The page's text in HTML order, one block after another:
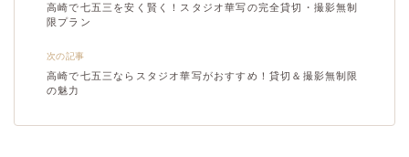
高崎で七五三を安く賢く！スタジオ華写の完全貸切・撮影無制
限プラン
次の記事
高崎で七五三ならスタジオ華写がおすすめ！貸切＆撮影無制限
の魅力